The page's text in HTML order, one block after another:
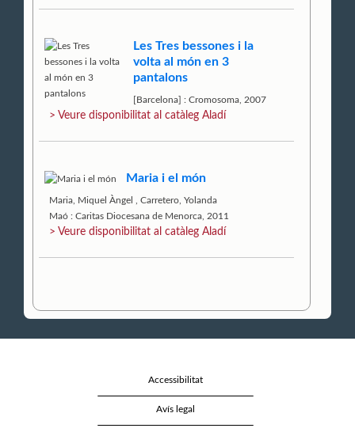
Les Tres bessones i la
volta al món en 3
pantalons
[Barcelona] : Cromosoma, 2007
> Veure disponibilitat al catàleg Aladí
Maria i el món
Maria, Miquel Àngel ,Carretero, Yolanda
Maó : Caritas Diocesana de Menorca, 2011
> Veure disponibilitat al catàleg Aladí
Accessibilitat
Avís legal